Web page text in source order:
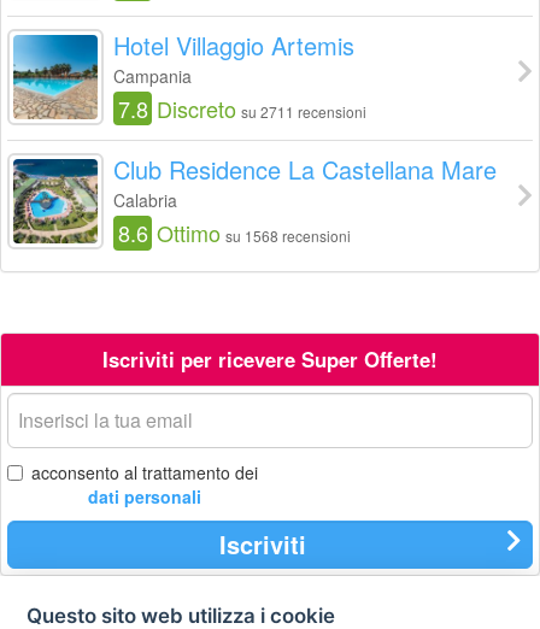
Hotel Villaggio Artemis
Campania
7.8 Discreto su 2711 recensioni
Club Residence La Castellana Mare
Calabria
8.6 Ottimo su 1568 recensioni
Iscriviti per ricevere Super Offerte!
La
tua
email
acconsento al trattamento dei
dati personali
Iscriviti
Questo sito web utilizza i cookie